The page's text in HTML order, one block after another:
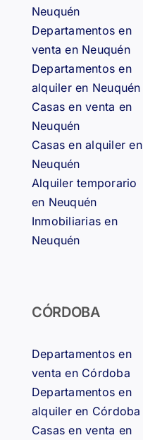
Neuquén
Departamentos en
venta en Neuquén
Departamentos en
alquiler en Neuquén
Casas en venta en
Neuquén
Casas en alquiler en
Neuquén
Alquiler temporario
en Neuquén
Inmobiliarias en
Neuquén
CÓRDOBA
Departamentos en
venta en Córdoba
Departamentos en
alquiler en Córdoba
Casas en venta en